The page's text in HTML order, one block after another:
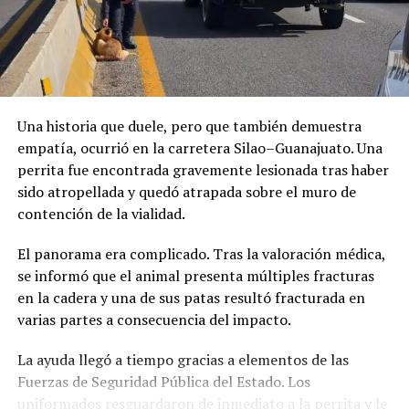
quedó lejos de las expectativas y demuestra que una
intervención de este tipo requiere una planeación
completa y una estrategia de largo plazo, no
únicamente el retiro de algunos metros de cable.
Una historia que duele, pero que también demuestra
empatía, ocurrió en la carretera Silao–Guanajuato. Una
perrita fue encontrada gravemente lesionada tras haber
sido atropellada y quedó atrapada sobre el muro de
contención de la vialidad.
El panorama era complicado. Tras la valoración médica,
se informó que el animal presenta múltiples fracturas
en la cadera y una de sus patas resultó fracturada en
varias partes a consecuencia del impacto.
La ayuda llegó a tiempo gracias a elementos de las
Fuerzas de Seguridad Pública del Estado. Los
uniformados resguardaron de inmediato a la perrita y le